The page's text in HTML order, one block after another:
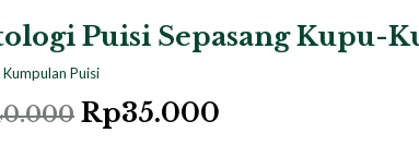
Puisi Sepasang Kupu-
Kumpulan Puisi
Rp35.000